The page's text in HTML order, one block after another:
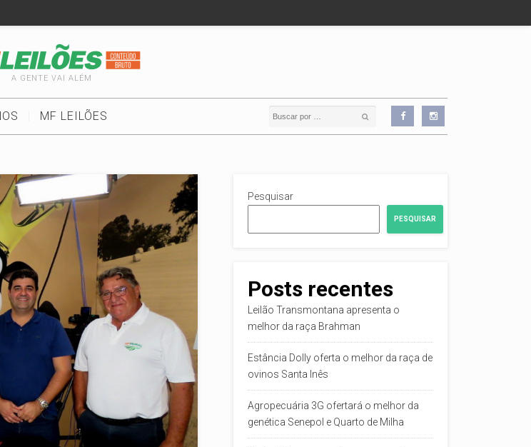
A GENTE VAI ALÉM
MF LEILÕES
Pesquisar
PESQUISAR
Posts recentes
Leilão Transmontana apresenta o
melhor da raça Brahman
Estância Dolly oferta o melhor da raça de
ovinos Santa Inês
Agropecuária 3G ofertará o melhor da
genética Senepol e Quarto de Milha